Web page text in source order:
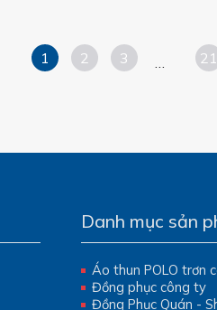
1 2 3 ... 21
Danh mục sản
Áo thun POLO trơn
Đồng phục công ty
Đồng Phục Quán -